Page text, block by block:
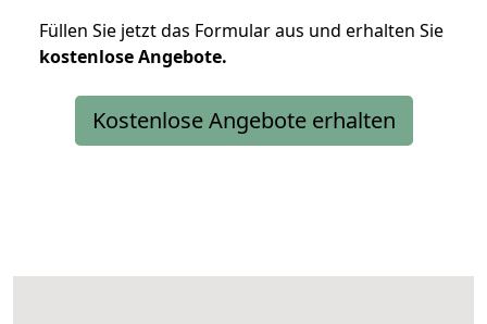
Füllen Sie jetzt das Formular aus und erhalten Sie
kostenloseAngebote.
Kostenlose Angebote erhalten